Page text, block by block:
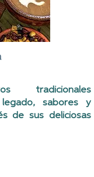
tradicionales
sabores y
de sus deliciosas